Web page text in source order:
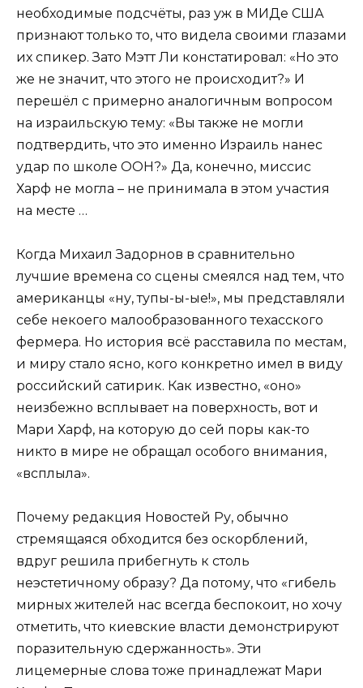
необходимые подсчёты, раз уж в МИДе США
признают только то, что видела своими глазами
их спикер. Зато Мэтт Ли констатировал: «Но это
же не значит, что этого не происходит?» И
перешёл с примерно аналогичным вопросом
на израильскую тему: «Вы также не могли
подтвердить, что это именно Израиль нанес
удар по школе ООН?» Да, конечно, миссис
Харф не могла – не принимала в этом участия
на месте …
Когда Михаил Задорнов в сравнительно
лучшие времена со сцены смеялся над тем, что
американцы «ну, тупы-ы-ые!», мы представляли
себе некоего малообразованного техасского
фермера. Но история всё расставила по местам,
и миру стало ясно, кого конкретно имел в виду
российский сатирик. Как известно, «оно»
неизбежно всплывает на поверхность, вот и
Мари Харф, на которую до сей поры как-то
никто в мире не обращал особого внимания,
«всплыла».
Почему редакция Новостей Ру, обычно
стремящаяся обходится без оскорблений,
вдруг решила прибегнуть к столь
неэстетичному образу? Да потому, что «гибель
мирных жителей нас всегда беспокоит, но хочу
отметить, что киевские власти демонстрируют
поразительную сдержанность». Эти
лицемерные слова тоже принадлежат Мари